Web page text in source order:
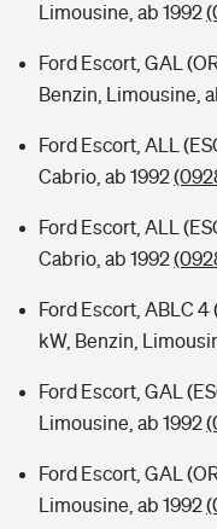
Limousine, ab 1992
Ford Escort, GAL
Benzin, Limousine,
Ford Escort, ALL
Cabrio, ab 1992
Ford Escort, ALL
Cabrio, ab 1992
Ford Escort, ABLC 4
kW, Benzin,
Ford Escort, GAL
Limousine, ab 1992
Ford Escort, GAL
Limousine, ab 1992